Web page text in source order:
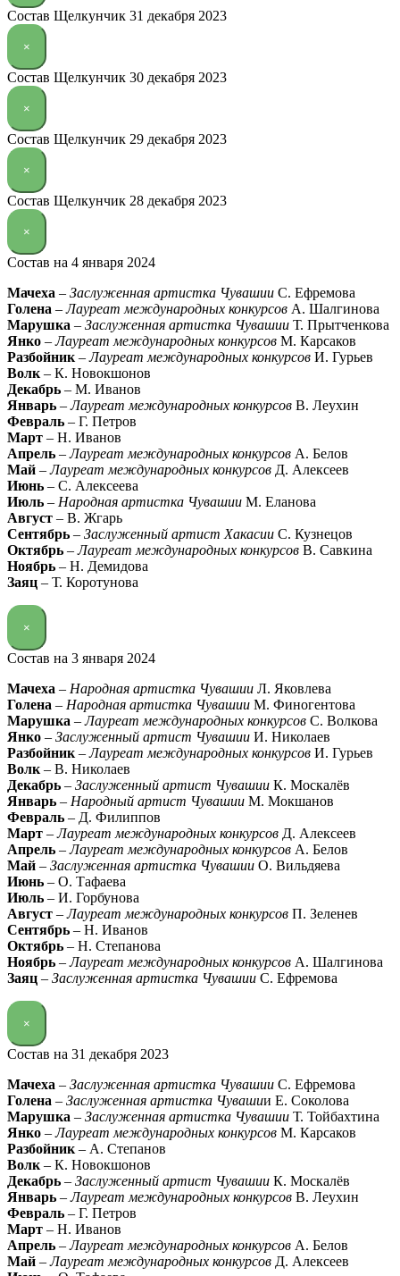
Состав Щелкунчик 31 декабря 2023
×
Состав Щелкунчик 30 декабря 2023
×
Состав Щелкунчик 29 декабря 2023
×
Состав Щелкунчик 28 декабря 2023
×
Состав на 4 января 2024
Мачеха – Заслуженная артистка Чувашии С. Ефремова
Голена –Лауреат международных конкурсов А. Шалгинова
Марушка – Заслуженная артистка Чувашии Т. Прытченкова
Янко –Лауреат международных конкурсов М. Карсаков
Разбойник –Лауреат международных конкурсов И. Гурьев
Волк – К. Новокшонов
Декабрь – М. Иванов
Январь –Лауреат международных конкурсов В. Леухин
Февраль – Г. Петров
Март – Н. Иванов
Апрель –Лауреат международных конкурсов А. Белов
Май –Лауреат международных конкурсов Д. Алексеев
Июнь – С. Алексеева
Июль – Народная артистка Чувашии М. Еланова
Август – В. Жгарь
Сентябрь – Заслуженный артист Хакасии С. Кузнецов
Октябрь –Лауреат международных конкурсов В. Савкина
Ноябрь – Н. Демидова
Заяц – Т. Коротунова
×
Состав на 3 января 2024
Мачеха – Народная артистка Чувашии Л. Яковлева
Голена – Народная артистка Чувашии М. Финогентова
Марушка –Лауреат международных конкурсов С. Волкова
Янко – Заслуженный артист Чувашии И. Николаев
Разбойник –Лауреат международных конкурсов И. Гурьев
Волк – В. Николаев
Декабрь – Заслуженный артист Чувашии К. Москалёв
Январь – Народный артист Чувашии М. Мокшанов
Февраль – Д. Филиппов
Март –Лауреат международных конкурсов Д. Алексеев
Апрель –Лауреат международных конкурсов А. Белов
Май – Заслуженная артистка Чувашии О. Вильдяева
Июнь – О. Тафаева
Июль – И. Горбунова
Август –Лауреат международных конкурсов П. Зеленев
Сентябрь – Н. Иванов
Октябрь – Н. Степанова
Ноябрь –Лауреат международных конкурсов А. Шалгинова
Заяц – Заслуженная артистка Чувашии С. Ефремова
×
Состав на 31 декабря 2023
Мачеха – Заслуженная артистка Чувашии С. Ефремова
Голена – Заслуженная артистка Чувашии Е. Соколова
Марушка – Заслуженная артистка Чувашии Т. Тойбахтина
Янко –Лауреат международных конкурсов М. Карсаков
Разбойник – А. Степанов
Волк – К. Новокшонов
Декабрь – Заслуженный артист Чувашии К. Москалёв
Январь –Лауреат международных конкурсов В. Леухин
Февраль – Г. Петров
Март – Н. Иванов
Апрель –Лауреат международных конкурсов А. Белов
Май –Лауреат международных конкурсов Д. Алексеев